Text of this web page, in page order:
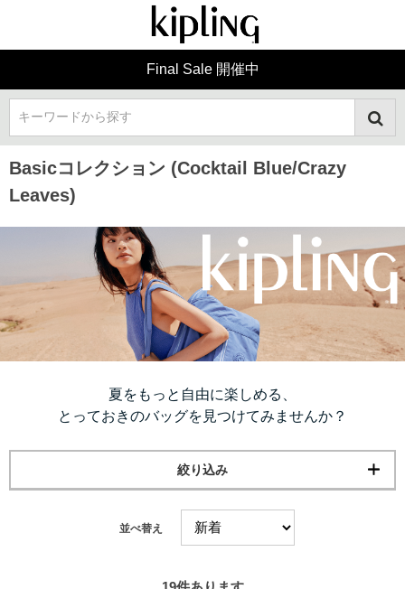
Final Sale 開催中
キーワードから探す
Basicコレクション (Cocktail Blue/Crazy
Leaves)
夏をもっと自由に楽しめる、
とっておきのバッグを見つけてみませんか？
絞り込み
並べ替え